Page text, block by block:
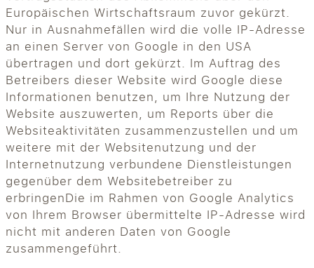
Europäischen Wirtschaftsraum zuvor gekürzt.
Nur in Ausnahmefällen wird die volle IP-Adresse
an einen Server von Google in den USA
übertragen und dort gekürzt. Im Auftrag des
Betreibers dieser Website wird Google diese
Informationen benutzen, um Ihre Nutzung der
Website auszuwerten, um Reports über die
Websiteaktivitäten zusammenzustellen und um
weitere mit der Websitenutzung und der
Internetnutzung verbundene Dienstleistungen
gegenüber dem Websitebetreiber zu
erbringenDie im Rahmen von Google Analytics
von Ihrem Browser übermittelte IP-Adresse wird
nicht mit anderen Daten von Google
zusammengeführt.